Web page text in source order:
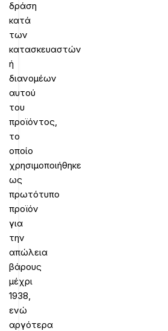
δράση
κατά
των
κατασκευαστών
ή
διανομέων
αυτού
του
προϊόντος,
το
οποίο
χρησιμοποιήθηκε
ως
πρωτότυπο
προϊόν
για
την
απώλεια
βάρους
μέχρι
1938,
ενώ
αργότερα